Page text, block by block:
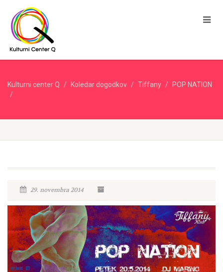
Kulturni center Q Koledar dogodkov Tiffany POP NATION
29. novembra 2014